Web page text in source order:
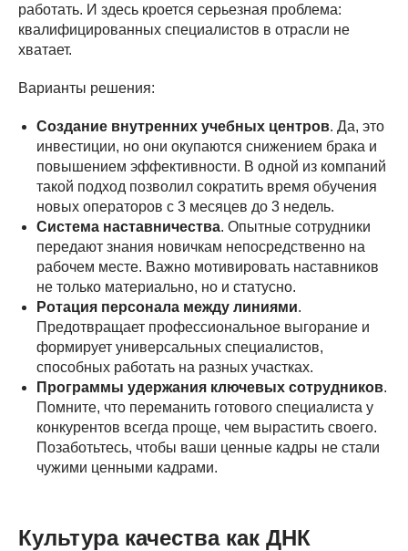
работать. И здесь кроется серьезная проблема:
квалифицированных специалистов в отрасли не
хватает.
Варианты решения:
Создание внутренних учебных центров. Да, это
инвестиции, но они окупаются снижением брака и
повышением эффективности. В одной из компаний
такой подход позволил сократить время обучения
новых операторов с 3 месяцев до 3 недель.
Система наставничества. Опытные сотрудники
передают знания новичкам непосредственно на
рабочем месте. Важно мотивировать наставников
не только материально, но и статусно.
Ротация персонала между линиями.
Предотвращает профессиональное выгорание и
формирует универсальных специалистов,
способных работать на разных участках.
Программы удержания ключевых сотрудников.
Помните, что переманить готового специалиста у
конкурентов всегда проще, чем вырастить своего.
Позаботьтесь, чтобы ваши ценные кадры не стали
чужими ценными кадрами.
Культура качества как ДНК